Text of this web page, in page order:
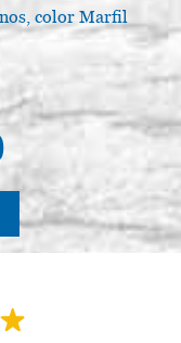
color Marfil